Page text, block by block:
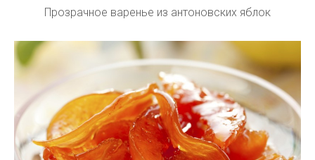
Прозрачное варенье из антоновских яблок